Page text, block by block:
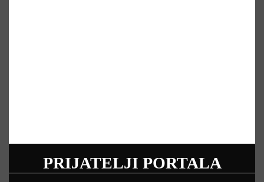
PRIJATELJI PORTALA